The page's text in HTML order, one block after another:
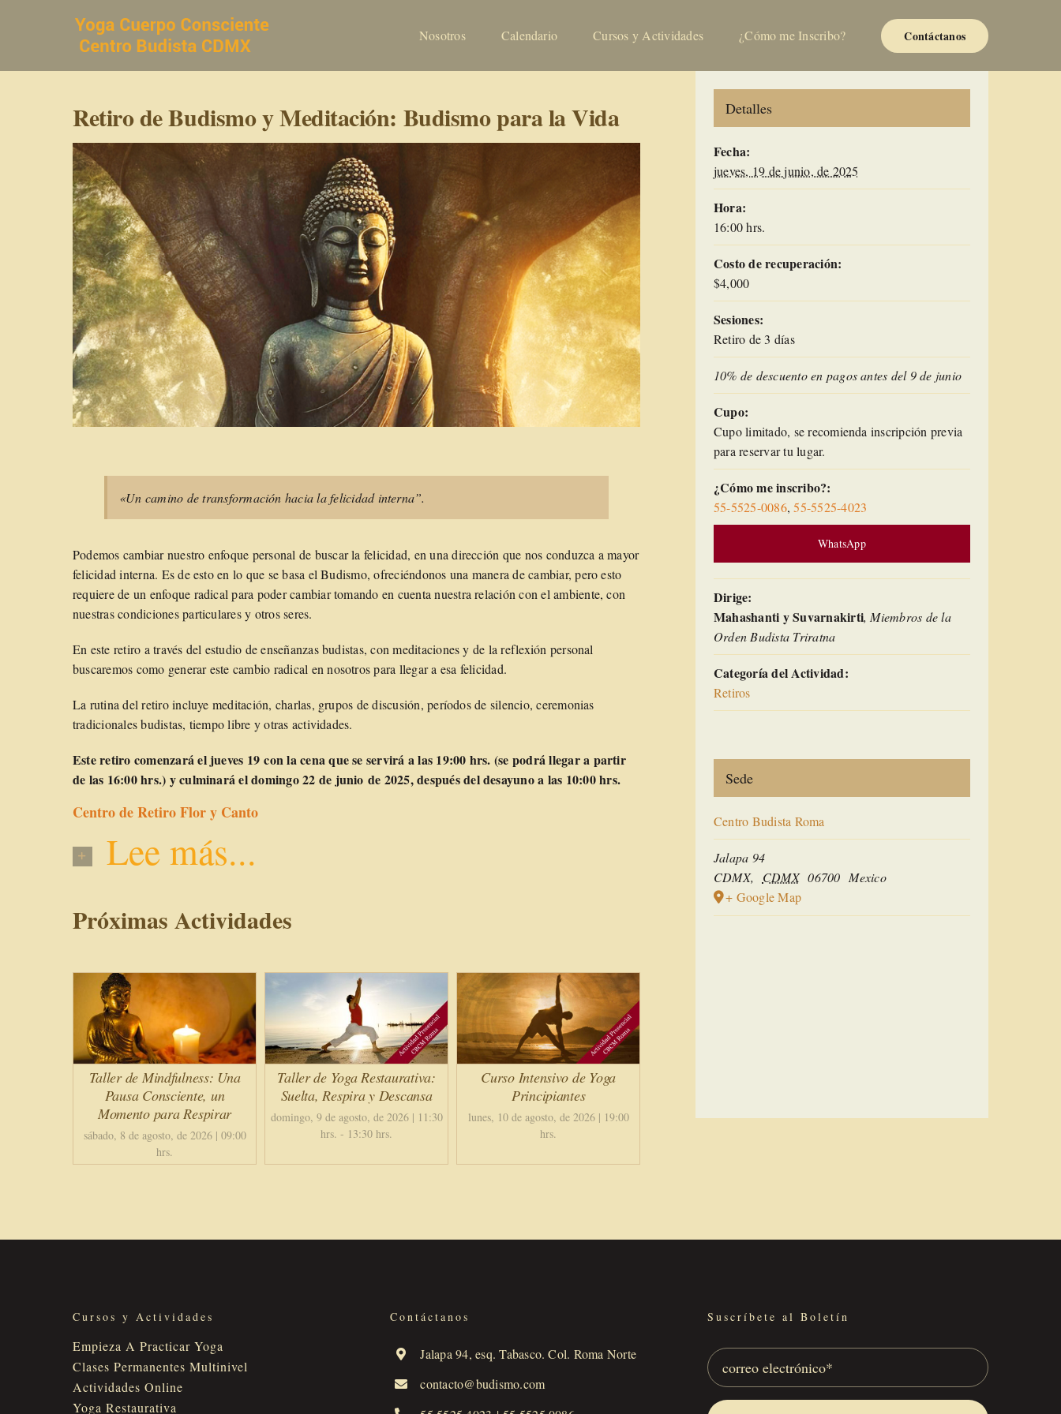
Nosotros Calendario Cursos y Actividades ¿Cómo me Inscribo? Contáctanos
Retiro de Budismo y Meditación: Budismo para la Vida
«Un camino de transformación hacia la felicidad interna”.
Podemos cambiar nuestro enfoque personal de buscar la felicidad, en una dirección que nos conduzca a mayor
felicidad interna. Es de esto en lo que se basa el Budismo, ofreciéndonos una manera de cambiar, pero esto
requiere de un enfoque radical para poder cambiar tomando en cuenta nuestra relación con el ambiente, con
nuestras condiciones particulares y otros seres.
En este retiro a través del estudio de enseñanzas budistas, con meditaciones y de la reflexión personal
buscaremos como generar este cambio radical en nosotros para llegar a esa felicidad.
La rutina del retiro incluye meditación, charlas, grupos de discusión, períodos de silencio, ceremonias
tradicionales budistas, tiempo libre y otras actividades.
Este retiro comenzará el jueves 19 con la cena que se servirá a las 19:00 hrs. (se podrá llegar a partir
de las 16:00 hrs.) y culminará el domingo 22 de junio de 2025, después del desayuno a las 10:00 hrs.
Centro de Retiro Flor y Canto
Lee más...
Próximas Actividades
Taller de Mindfulness: Una
Pausa Consciente, un
Momento para Respirar
sábado, 8 de agosto, de 2026 | 09:00
hrs.
Taller de Yoga Restaurativa:
Suelta, Respira y Descansa
domingo, 9 de agosto, de 2026 | 11:30
hrs. - 13:30 hrs.
Curso Intensivo de Yoga
Principiantes
lunes, 10 de agosto, de 2026 | 19:00
hrs.
Detalles
Fecha:
jueves, 19 de junio, de 2025
Hora:
16:00 hrs.
Costo de recuperación:
$4,000
Sesiones:
Retiro de 3 días
10% de descuento en pagos antes del 9 de junio
Cupo:
Cupo limitado, se recomienda inscripción previa
para reservar tu lugar.
¿Cómo me inscribo?:
55-5525-0086,55-5525-4023
WhatsApp
Dirige:
Mahashanti y Suvarnakirti, Miembros de la
Orden Budista Triratna
Categoría del Actividad:
Retiros
Sede
Centro Budista Roma
Jalapa 94
CDMX, CDMX 06700 Mexico
+ Google Map
Cursos y Actividades
Empieza A Practicar Yoga
Clases Permanentes Multinivel
Actividades Online
Yoga Restaurativa
Contáctanos
Jalapa 94, esq. Tabasco. Col. Roma Norte
contacto@budismo.com
Suscríbete al Boletín